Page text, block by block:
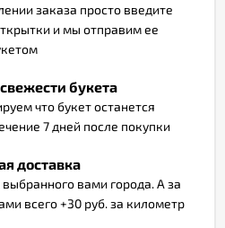
заказа просто введите
и мы отправим ее
букета
что букет останется
7 дней после покупки
доставка
вами города. А за
всего +30 руб. за километр